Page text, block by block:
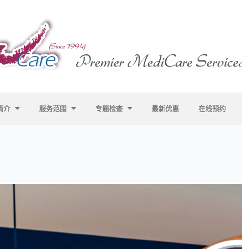
介 服务范围 专题检查 最新优惠 在线预约